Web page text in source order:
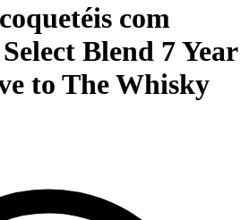
com
Blend 7 Year
to The Whisky